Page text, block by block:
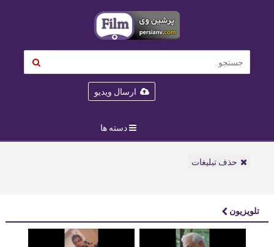
ارسال ویدیو
دسته ها
حذف تبلیغات
تلویزیون